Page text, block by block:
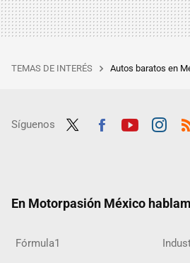
TEMAS DE INTERÉS Autos baratos en
Síguenos
En Motorpasión México
Fórmula1